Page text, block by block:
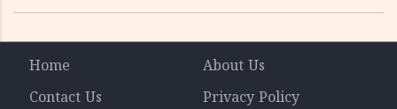
Home
About Us
Contact Us
Privacy Policy